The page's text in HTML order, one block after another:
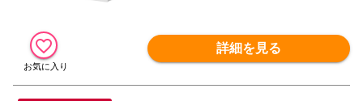
詳細を見る